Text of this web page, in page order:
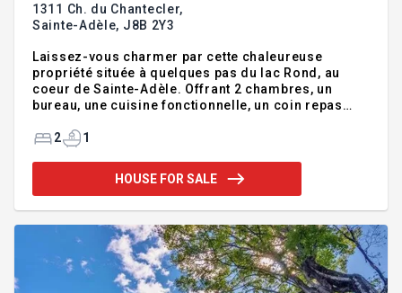
1311 Ch. du Chantecler,
Sainte-Adèle, J8B 2Y3
Laissez-vous charmer par cette chaleureuse
propriété située à quelques pas du lac Rond, au
coeur de Sainte-Adèle. Offrant 2 chambres, un
bureau, une cuisine fonctionnelle, un coin repas
en céramique, elle a été soigneusement entretenue
paysager, avec spa, grande terrasse, coin BBQ et
foyer extérieur, est idéal pour profiter pleinement
les attraits de Sainte-Adèle, restaurants, cinéma,
sentiers, de la baignade, du
2 1
HOUSE FOR SALE